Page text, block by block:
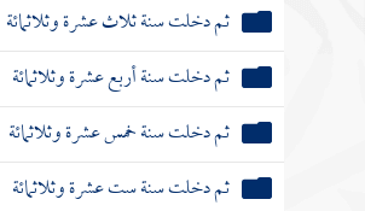
ثم دخلت سنة ثلاث عشرة وثلاثمائة
ثم دخلت سنة أربع عشرة وثلاثمائة
ثم دخلت سنة خمس عشرة وثلاثمائة
ثم دخلت سنة ست عشرة وثلاثمائة